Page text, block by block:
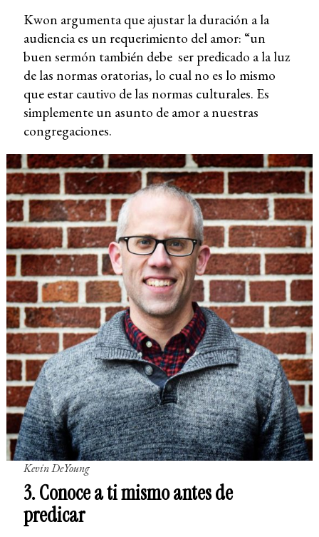
Kwon argumenta que ajustar la duración a la
audiencia es un requerimiento del amor: “un
buen sermón también debe ser predicado a la luz
de las normas oratorias, lo cual no es lo mismo
que estar cautivo de las normas culturales. Es
simplemente un asunto de amor a nuestras
congregaciones.
Kevin DeYoung
3. Conoce a ti mismo antes de
predicar